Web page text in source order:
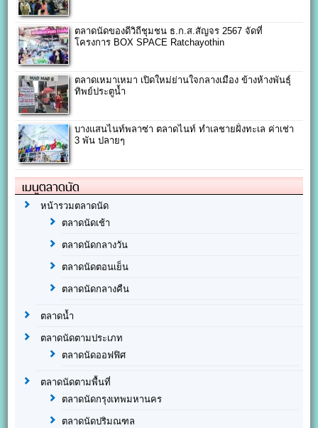
ตลาดนัดของดีวิถีชุมชน ธ.ก.ส.สัญจร 2567 จัดที่
โครงการ BOX SPACE Ratchayothin
ตลาดเหมาเหมา เปิดใหม่ย่านใจกลางเมือง ข้างห้างพันธุ์
ทิพย์ประตูน้ำ
บางแสนไนท์พลาซ่า ตลาดไนท์ ทำเลชายฝั่งทะเล ค่าเช่า
3 พัน ปลายๆ
เมนูตลาดนัด
หน้ารวมตลาดนัด
ตลาดนัดเช้า
ตลาดนัดกลางวัน
ตลาดนัดตอนเย็น
ตลาดนัดกลางคืน
ตลาดน้ำ
ตลาดนัดตามประเภท
ตลาดนัดออฟฟิศ
ตลาดนัดตามพื้นที่
ตลาดนัดกรุงเทพมหานคร
ตลาดนัดปริมณฑล